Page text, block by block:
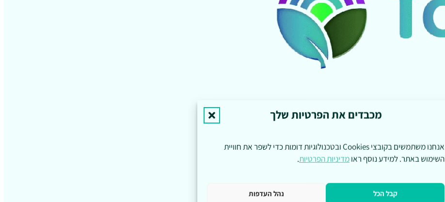
מכבדים את הפרטיות שלך
אנחנו משתמשים בקובצי Cookies ובטכנולוגיות דומות כדי לשפר את חוויית
השימוש באתר. למידע נוסף ראומדיניות הפרטיות.
קבל הכל נהל העדפות